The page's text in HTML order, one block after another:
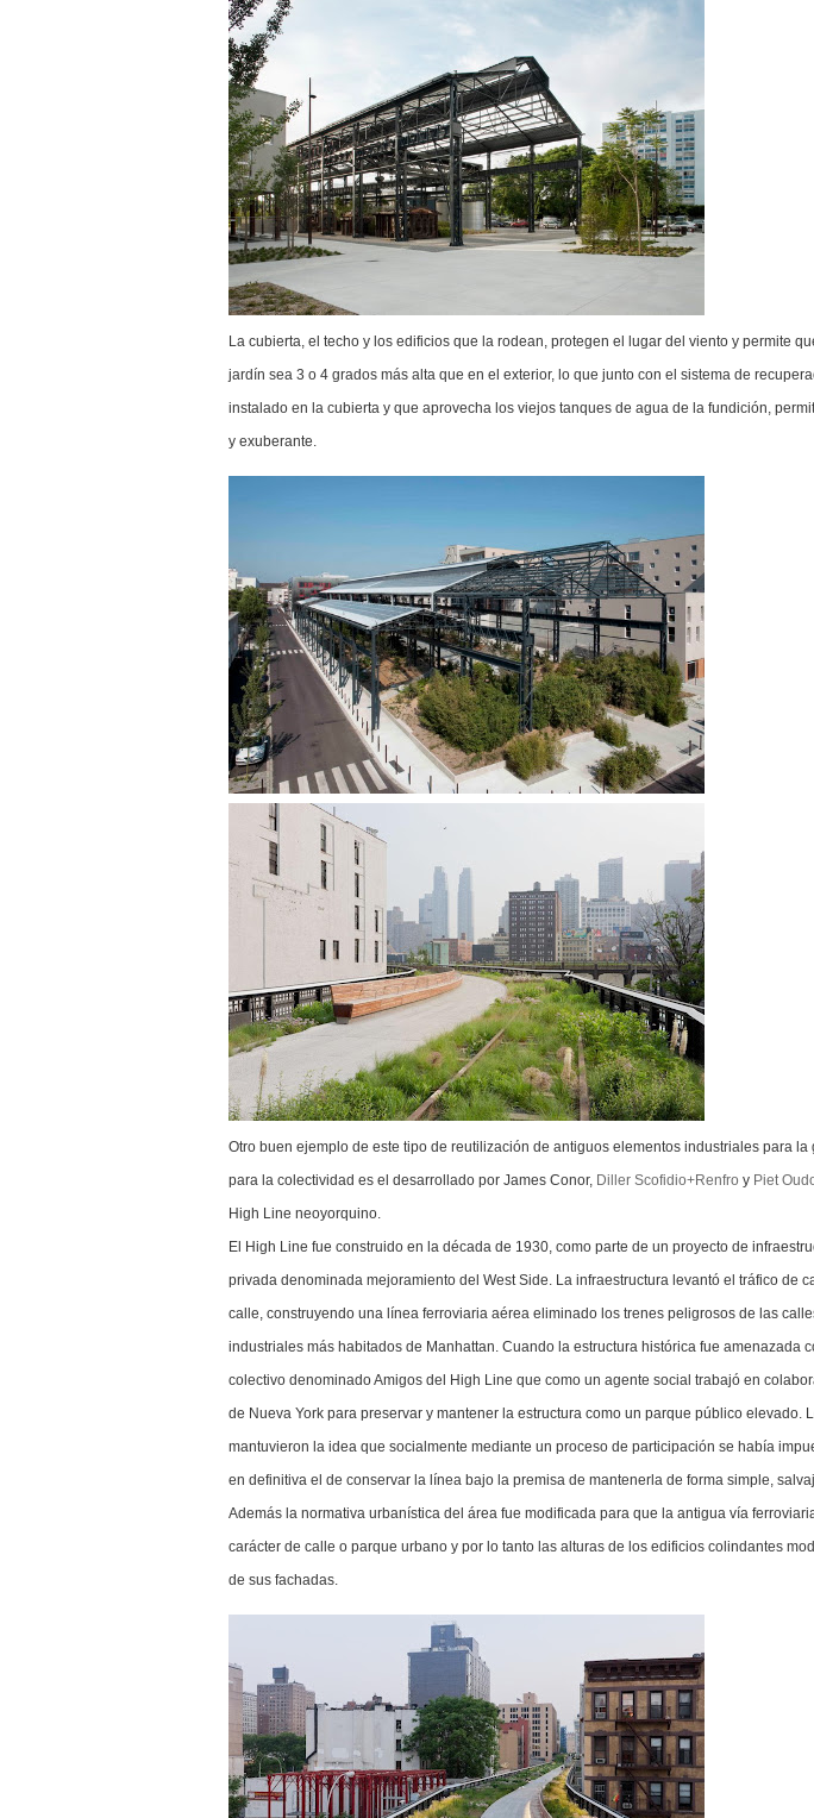
La cubierta, el techo y los edificios que la rodean, protegen el lugar del viento y permite
jardín sea 3 o 4 grados más alta que en el exterior, lo que junto con el sistema de
instalado en la cubierta y que aprovecha los viejos tanques de agua de la fundición,
y exuberante.
Otro buen ejemplo de este tipo de reutilización de antiguos elementos industriales para
para la colectividad es el desarrollado por James Conor, Diller Scofidio+Renfro y Piet
High Line neoyorquino.
El High Line fue construido en la década de 1930, como parte de un proyecto de
privada denominada mejoramiento del West Side. La infraestructura levantó el tráfico de
calle, construyendo una línea ferroviaria aérea eliminado los trenes peligrosos de las
industriales más habitados de Manhattan. Cuando la estructura histórica fue amenazada
colectivo denominado Amigos del High Line que como un agente social trabajó en
de Nueva York para preservar y mantener la estructura como un parque público elevado.
mantuvieron la idea que socialmente mediante un proceso de participación se había
en definitiva el de conservar la línea bajo la premisa de mantenerla de forma simple,
Además la normativa urbanística del área fue modificada para que la antigua vía
carácter de calle o parque urbano y por lo tanto las alturas de los edificios colindantes
de sus fachadas.